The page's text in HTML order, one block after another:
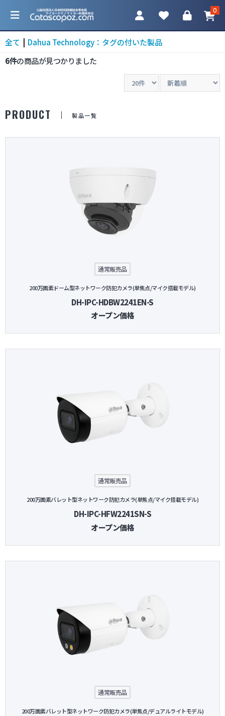
0
全て
Dahua Technology：タグの付いた製品
6件の商品が見つかりました
PRODUCT 製品一覧
通常販売品
200万画素ドーム型ネットワーク防犯カメラ(単焦点/マイク搭載モデル)
DH-IPC-HDBW2241EN-S
オープン価格
通常販売品
200万画素バレット型ネットワーク防犯カメラ(単焦点/マイク搭載モデル)
DH-IPC-HFW2241SN-S
オープン価格
通常販売品
200万画素バレット型ネットワーク防犯カメラ(単焦点/デュアルライトモデル)
防犯カメラ
アクセサリ
調査機器
お気に入り
ホームに戻る